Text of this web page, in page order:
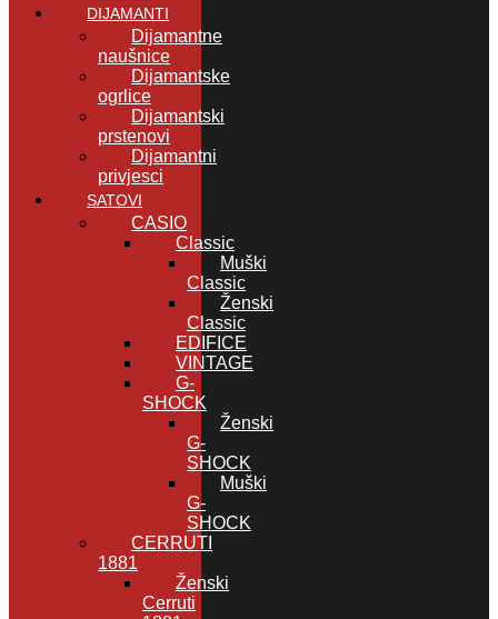
DIJAMANTI
Dijamantne
naušnice
Dijamantske
ogrlice
Dijamantski
prstenovi
Dijamantni
privjesci
SATOVI
CASIO
Classic
Muški
Classic
Ženski
Classic
EDIFICE
VINTAGE
G-
SHOCK
Ženski
G-
SHOCK
Muški
G-
SHOCK
CERRUTI
1881
Ženski
Cerruti